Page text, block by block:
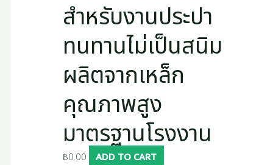
สำหรับงานประปา
ทนทานไม่เป็นสนิม
ผลิตจากเหล็ก
คุณภาพสูง
มาตรฐานโรงงาน
฿0.00 ADD TO CART